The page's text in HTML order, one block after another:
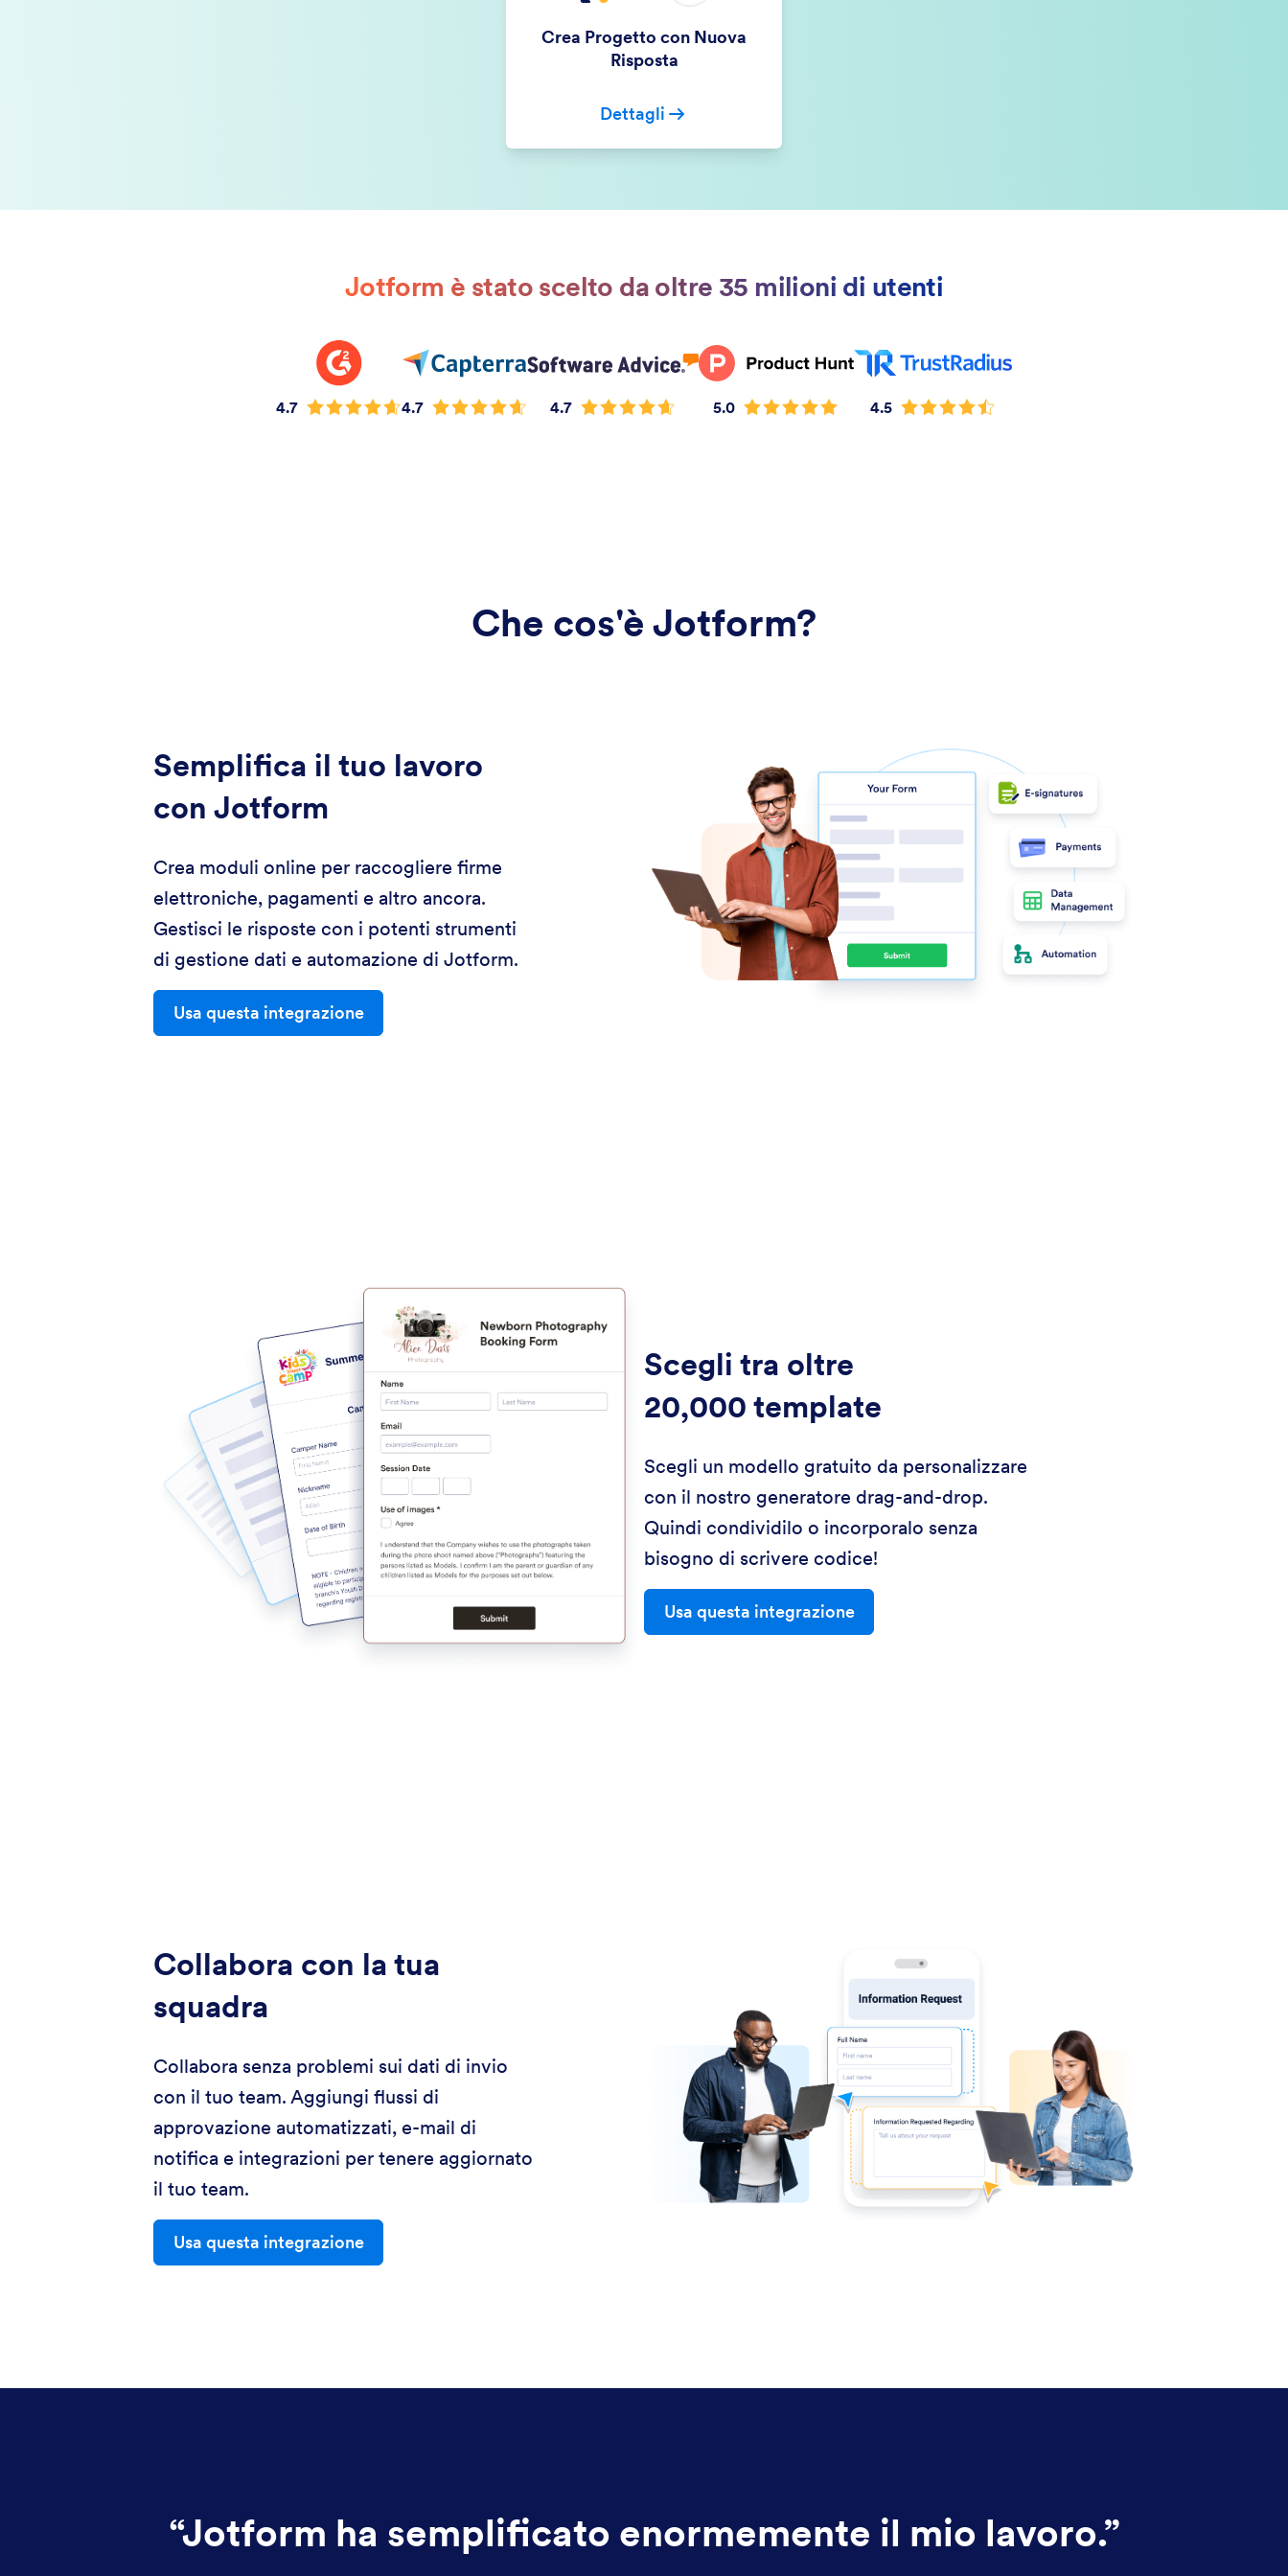
Crea Progetto con Nuova
Risposta
Dettagli
Jotform è stato scelto da oltre 35 milioni di utenti
4.7 4.7 4.7 5.0 4.5
Che cos'è Jotform?
Semplifica il tuo lavoro
con Jotform
Crea moduli online per raccogliere firme
elettroniche, pagamenti e altro ancora.
Gestisci le risposte con i potenti strumenti
di gestione dati e automazione di Jotform.
Usa questa integrazione
Scegli tra oltre
20,000 template
Scegli un modello gratuito da personalizzare
con il nostro generatore drag-and-drop.
Quindi condividilo o incorporalo senza
bisogno di scrivere codice!
Usa questa integrazione
Collabora con la tua
squadra
Collabora senza problemi sui dati di invio
con il tuo team. Aggiungi flussi di
approvazione automatizzati, e-mail di
notifica e integrazioni per tenere aggiornato
il tuo team.
Usa questa integrazione
“Jotform ha semplificato enormemente il mio lavoro.”